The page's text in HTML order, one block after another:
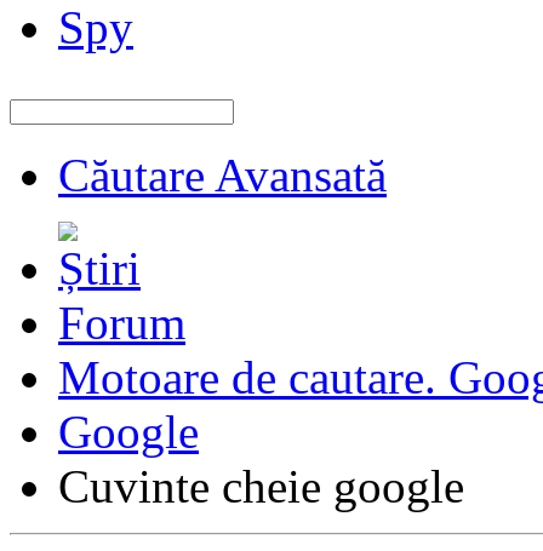
Spy
Căutare Avansată
Forum
Motoare de cautare.
Google
Cuvinte cheie google